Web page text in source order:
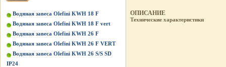
Водяная завеса Olefini KWH 18 F
Водяная завеса Olefini KWH 18 F vert
Водяная завеса Olefini KWH 26 F
Водяная завеса Olefini KWH 26 F VERT
Водяная завеса Olefini KWH 26 S/S SD
IP24
ОПИСАНИЕ
Технические характеристики